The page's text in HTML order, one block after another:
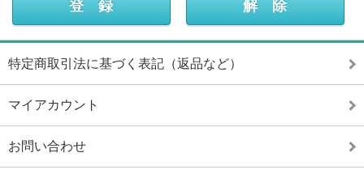
特定商取引法に基づく表記（返品など）
マイアカウント
お問い合わせ